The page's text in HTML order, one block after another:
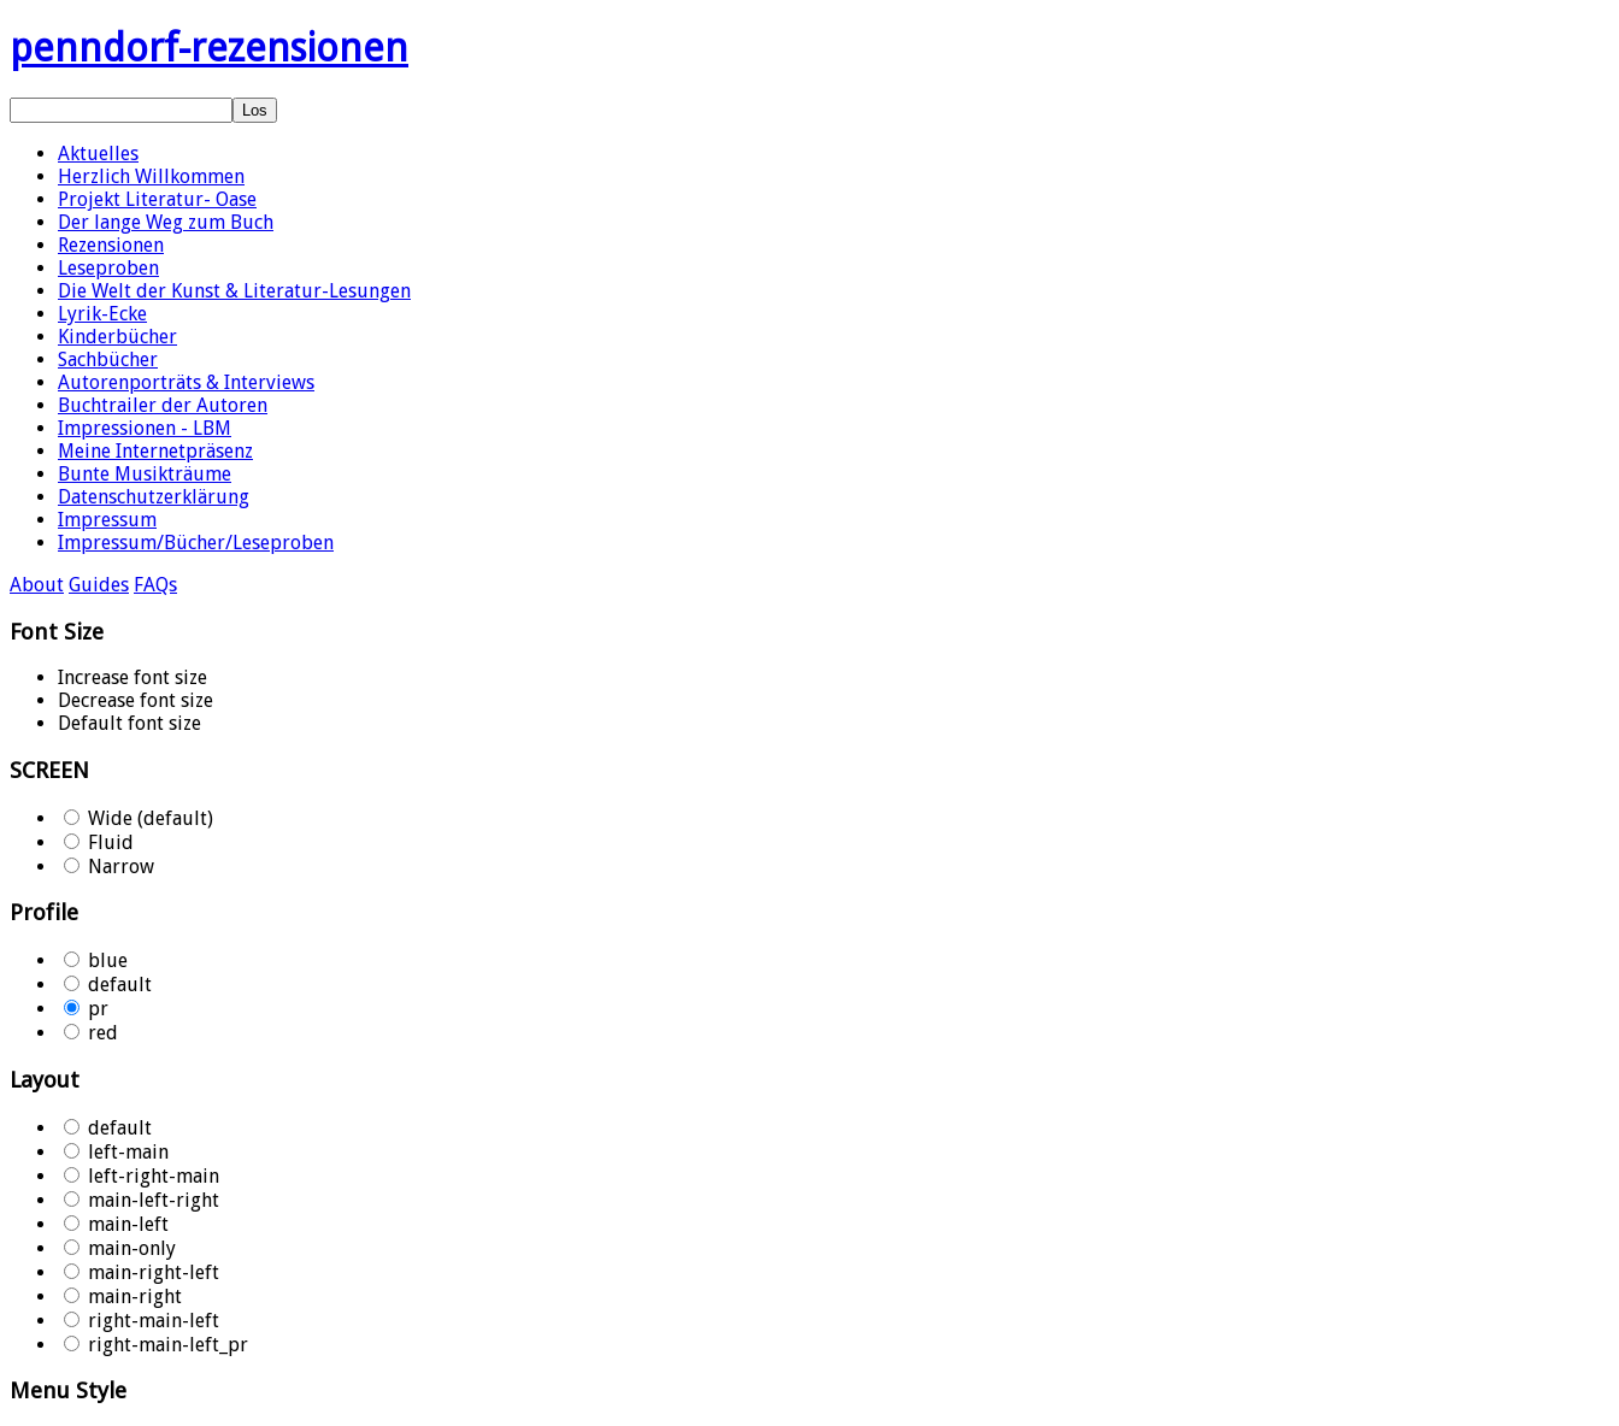
penndorf-rezensionen
Aktuelles
Herzlich Willkommen
Projekt Literatur- Oase
Der lange Weg zum Buch
Rezensionen
Leseproben
Die Welt der Kunst & Literatur-Lesungen
Lyrik-Ecke
Kinderbücher
Sachbücher
Autorenporträts & Interviews
Buchtrailer der Autoren
Impressionen - LBM
Meine Internetpräsenz
Bunte Musikträume
Datenschutzerklärung
Impressum
Impressum/Bücher/Leseproben
About Guides FAQs
Font Size
Increase font size
Decrease font size
Default font size
SCREEN
Wide (default)
Fluid
Narrow
Profile
blue
default
pr
red
Layout
default
left-main
left-right-main
main-left-right
main-left
main-only
main-right-left
main-right
right-main-left
right-main-left_pr
Menu Style